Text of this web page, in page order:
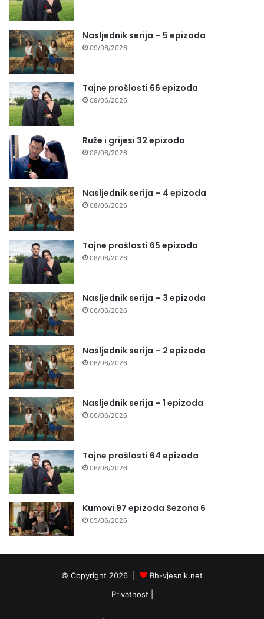
Nasljednik serija – 5 epizoda
09/06/2026
Tajne prošlosti 66 epizoda
09/06/2026
Ruže i grijesi 32 epizoda
08/06/2026
Nasljednik serija – 4 epizoda
08/06/2026
Tajne prošlosti 65 epizoda
08/06/2026
Nasljednik serija – 3 epizoda
06/06/2026
Nasljednik serija – 2 epizoda
06/06/2026
Nasljednik serija – 1 epizoda
06/06/2026
Tajne prošlosti 64 epizoda
06/06/2026
Kumovi 97 epizoda Sezona 6
05/06/2026
© Copyright 2026 |
Bh-vjesnik.net
Privatnost